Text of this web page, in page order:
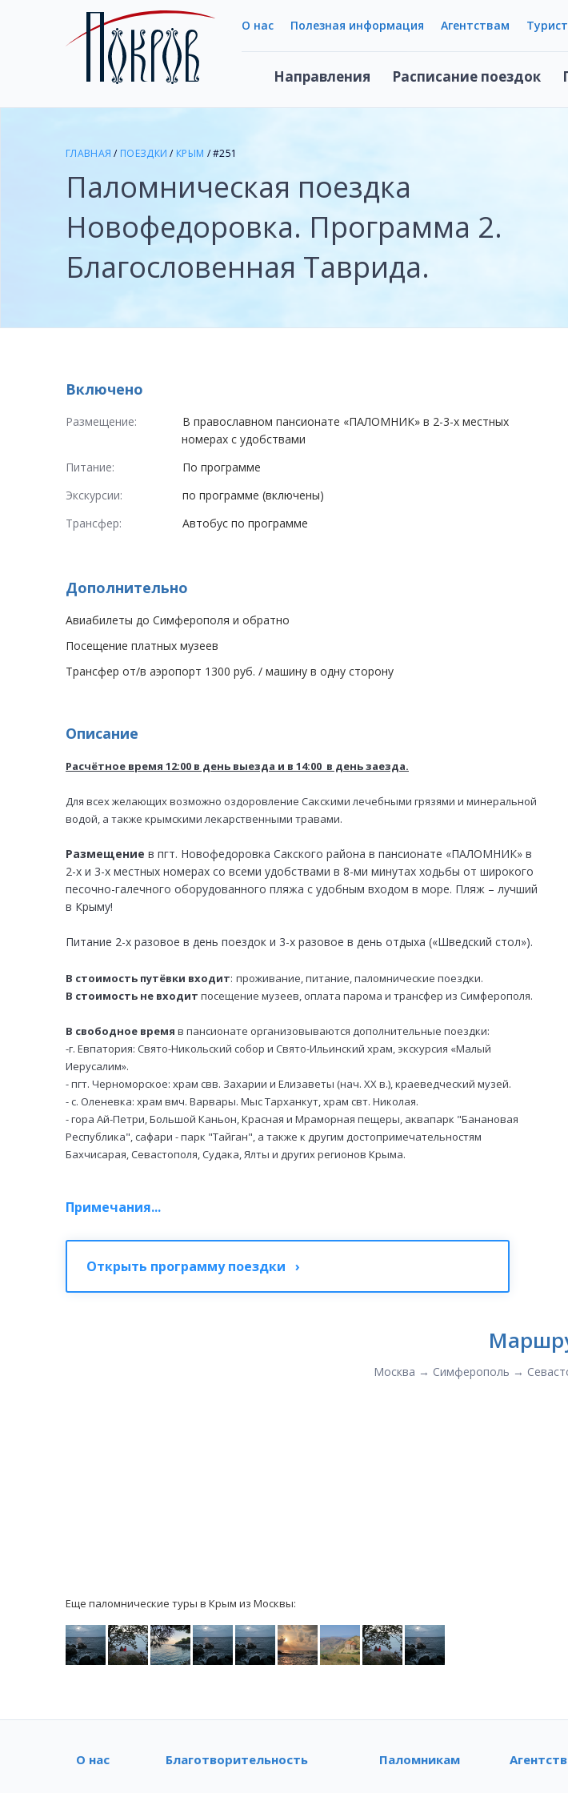
О нас Полезная информация Агентствам
Направления Расписание поездок
ГЛАВНАЯ / ПОЕЗДКИ / КРЫМ / #251
Паломническая поездка
Новофедоровка. Программа 2.
Благословенная Таврида.
Включено
Размещение:
В православном пансионате «ПАЛОМНИК» в 2-3-х местных
номерах с удобствами
Питание:
По программе
Экскурсии:
по программе (включены)
Трансфер:
Автобус по программе
Дополнительно
Авиабилеты до Симферополя и обратно
Посещение платных музеев
Трансфер от/в аэропорт 1300 руб. / машину в одну сторону
Описание
Расчётное время 12:00 в день выезда и в 14:00 в день заезда.
Для всех желающих возможно оздоровление Сакскими лечебными грязями и минеральной
водой, а также крымскими лекарственными травами.
Размещение в пгт. Новофедоровка Сакского района в пансионате «ПАЛОМНИК» в
2-х и 3-х местных номерах со всеми удобствами в 8-ми минутах ходьбы от широкого
песочно-галечного оборудованного пляжа с удобным входом в море. Пляж – лучший
в Крыму!
Питание 2-х разовое в день поездок и 3-х разовое в день отдыха («Шведский стол»).
В стоимость путёвки входит: проживание, питание, паломнические поездки.
В стоимость не входит посещение музеев, оплата парома и трансфер из Симферополя.
В свободное время в пансионате организовываются дополнительные поездки:
-г. Евпатория: Свято-Никольский собор и Свято-Ильинский храм, экскурсия «Малый
Иерусалим».
- пгт. Черноморское: храм свв. Захарии и Елизаветы (нач. ХХ в.), краеведческий музей.
- с. Оленевка: храм вмч. Варвары. Мыс Тарханкут, храм свт. Николая.
- гора Ай-Петри, Большой Каньон, Красная и Мраморная пещеры, аквапарк "Банановая
Республика", сафари - парк "Тайган", а также к другим достопримечательностям
Бахчисарая,Севастополя, Судака, Ялты и других регионов Крыма.
Примечания...
Открыть программу поездки ›
Москва → Симферополь →
Еще паломнические туры в Крым из Москвы:
О нас Благотворительность Паломникам